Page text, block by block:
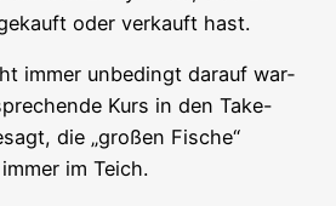
oder ver­kauft hast.
immer unbe­dingt dar­auf war­
Kurs in den Take-
die „gro­ßen Fische“
im Teich.